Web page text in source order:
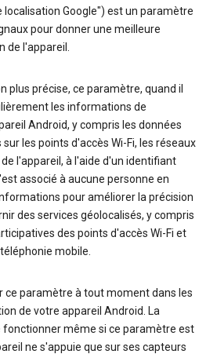
Google") est un paramètre
pour donner une meilleure
de l'appareil.
plus précise, ce paramètre, quand il
les informations de
Android, y compris les données
les points d'accès Wi-Fi, les réseaux
l'appareil, à l'aide d'un identifiant
associé à aucune personne en
pour améliorer la précision
des services géolocalisés, y compris
des points d'accès Wi-Fi et
mobile.
ce paramètre à tout moment dans les
de votre appareil Android. La
fonctionner même si ce paramètre est
ne s'appuie que sur ses capteurs